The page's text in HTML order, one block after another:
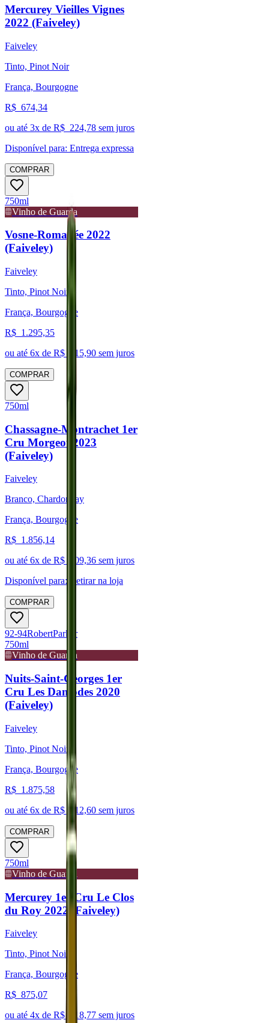
Mercurey Vieilles Vignes
2022 (Faiveley)
Faiveley
Tinto, Pinot Noir
França, Bourgogne
R$ 674,34
ou até 3x de R$ 224,78 sem juros
Disponível para: Entrega expressa
COMPRAR
750ml
Vinho de Guarda
Vosne-Romanée 2022
(Faiveley)
Faiveley
Tinto, Pinot Noir
França, Bourgogne
R$ 1.295,35
ou até 6x de R$ 215,90 sem juros
COMPRAR
750ml
Chassagne-Montrachet 1er
Cru Morgeot 2023
(Faiveley)
Faiveley
Branco, Chardonnay
França, Bourgogne
R$ 1.856,14
ou até 6x de R$ 309,36 sem juros
Disponível para:
Retirar na loja
COMPRAR
92-94RobertParker
750ml
Vinho de Guarda
Nuits-Saint-Georges 1er
Cru Les Damodes 2020
(Faiveley)
Faiveley
Tinto, Pinot Noir
França, Bourgogne
R$ 1.875,58
ou até 6x de R$ 312,60 sem juros
COMPRAR
750ml
Vinho de Guarda
Mercurey 1er Cru Le Clos
du Roy 2022 (Faiveley)
Faiveley
Tinto, Pinot Noir
França, Bourgogne
R$ 875,07
ou até 4x de R$ 218,77 sem juros